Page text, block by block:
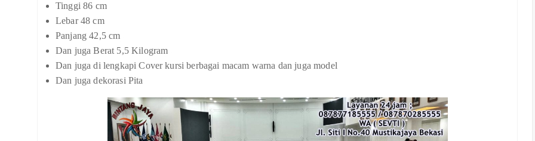
Tinggi 86 cm
Lebar 48 cm
Panjang 42,5 cm
Dan juga Berat 5,5 Kilogram
Dan juga di lengkapi Cover kursi berbagai macam warna dan juga model
Dan juga dekorasi Pita